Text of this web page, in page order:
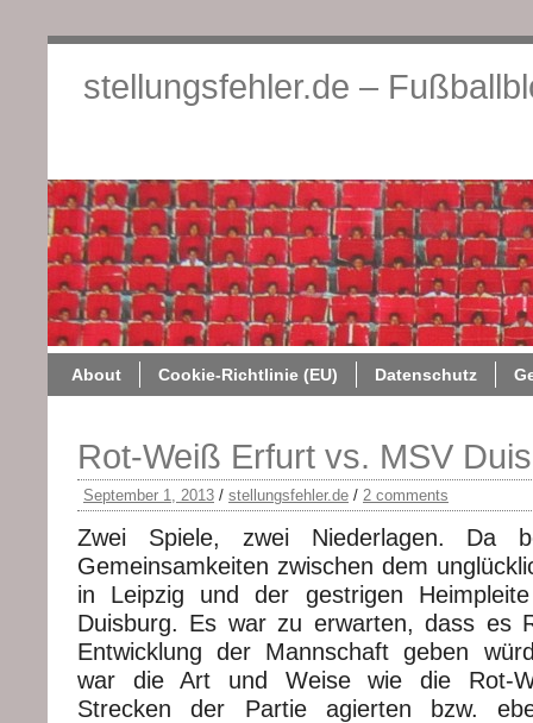
stellungsfehler.de –
About Cookie-Richtlinie (EU) Datenschutz
Rot-Weiß Erfurt vs. MSV
September 1, 2013 / stellungsfehler.de / 2 comments
Zwei Spiele, zwei Niederlagen. Da
Gemeinsamkeiten zwischen dem
in Leipzig und der gestrigen
Duisburg. Es war zu erwarten, dass es
Entwicklung der Mannschaft geben
war die Art und Weise wie die Rot-
Strecken der Partie agierten bzw.